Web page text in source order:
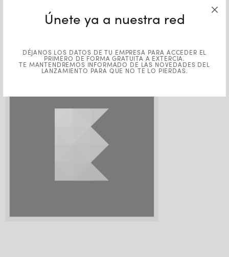
Únete ya a nuestra red
DÉJANOS LOS DATOS DE TU EMPRESA PARA ACCEDER EL
PRIMERO DE FORMA GRATUITA A EXTERCIA.
TE MANTENDREMOS INFORMADO DE LAS NOVEDADES DEL
LANZAMIENTO PARA QUE NO TE LO PIERDAS.
Translucent